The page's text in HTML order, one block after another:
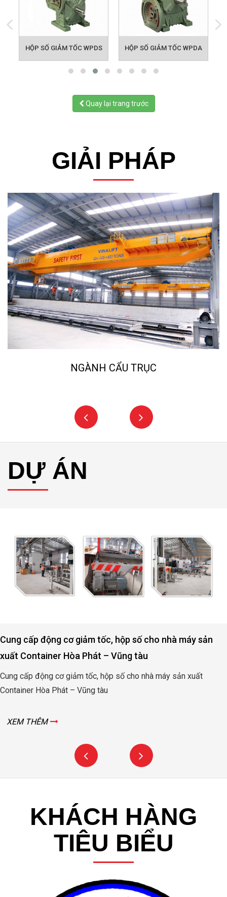
HỘP SỐ GIẢM TỐC WPDS HỘP SỐ GIẢM TỐC WPDA
Quay lại trang trước
GIẢI PHÁP
NGÀNH CẨU TRỤC
DỰ ÁN
Cung cấp động cơ giảm tốc, hộp số cho nhà máy sản
xuất Container Hòa Phát – Vũng tàu
Cung cấp động cơ giảm tốc, hộp số cho nhà máy sản xuất
Container Hòa Phát – Vũng tàu
XEM THÊM
KHÁCH HÀNG
TIÊU BIỂU